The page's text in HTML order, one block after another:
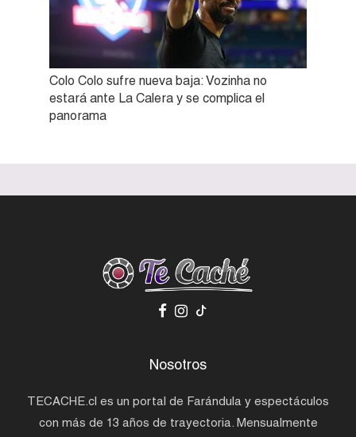
Colo Colo sufre nueva baja: Vozinha no
estará ante La Calera y se complica el
panorama
Nosotros
TECACHE.cl es un portal de Farándula y espectáculos
con más de 13 años de trayectoria. Mensualmente